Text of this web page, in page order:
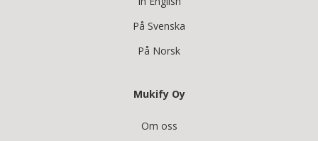
På Svenska
På Norsk
Mukify Oy
Om oss